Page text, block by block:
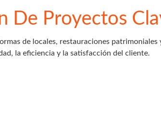
De Proyectos
de locales, restauraciones patrimoniales
la eficiencia y la satisfacción del cliente.